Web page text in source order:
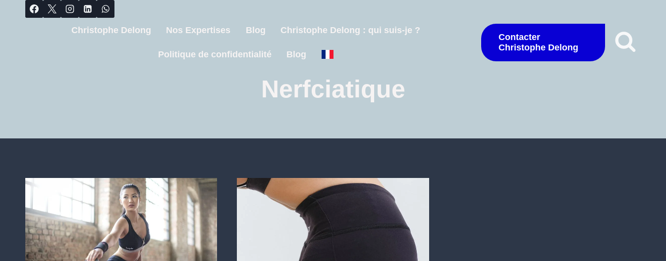
Christophe Delong Nos Expertises Blog Christophe Delong : qui suis-je ?
Politique de confidentialité Blog
Contacter
Christophe Delong
Nerfciatique